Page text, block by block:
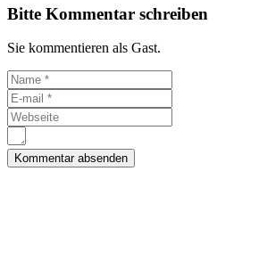
Bitte Kommentar schreiben
Sie kommentieren als Gast.